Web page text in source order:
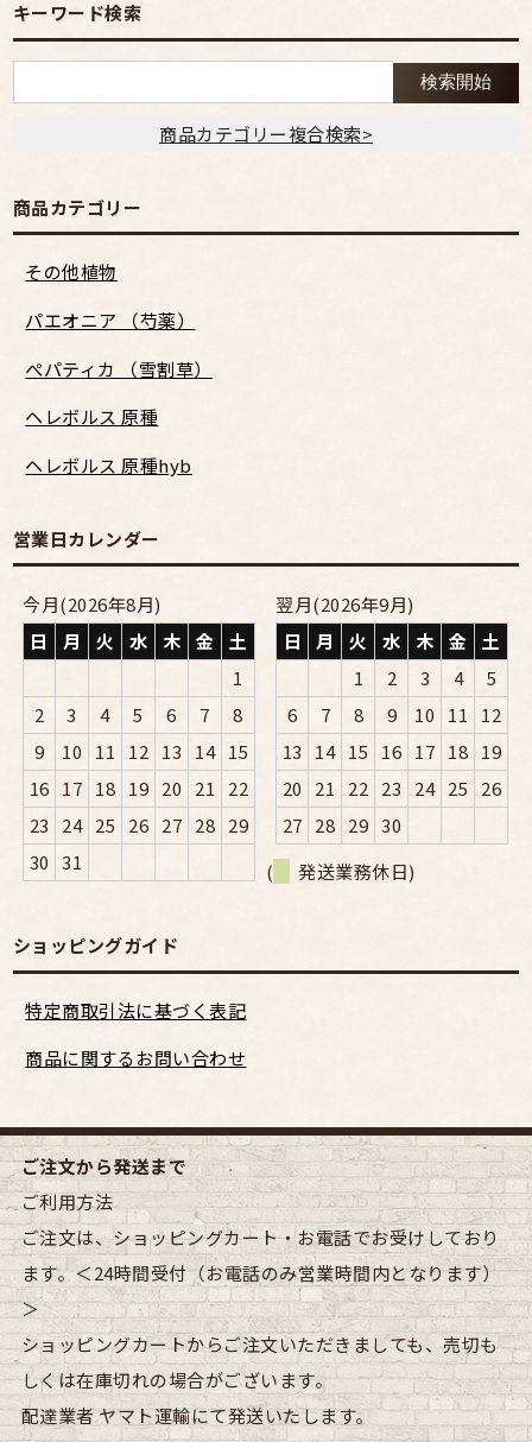
キーワード検索
商品カテゴリー複合検索>
商品カテゴリー
その他植物
パエオニア （芍薬）
ぺパティカ （雪割草）
ヘレボルス 原種
ヘレボルス 原種hyb
営業日カレンダー
今月(2026年8月)
日
月 火 水 木 金
土
1
2
3 4 5 6 7
8
9
10 11 12 13 14 15
16 17 18 19 20 21
22
23
24 25 26 27 28 29
30 31
翌月(2026年9月)
日
月 火 水 木 金
土
1
2 3 4
5
6
7 8 9 10 11
12
13
14 15 16 17 18 19
20
21 22 23 24 25
26
27 28 29 30
(
発送業務休日)
ショッピングガイド
特定商取引法に基づく表記
商品に関するお問い合わせ
ご注文から発送まで
ご利用方法
ご注文は、ショッピングカート・お電話でお受けしており
ます。＜24時間受付（お電話のみ営業時間内となります）
＞
ショッピングカートからご注文いただきましても、売切も
しくは在庫切れの場合がございます。
配達業者 ヤマト運輸にて発送いたします。